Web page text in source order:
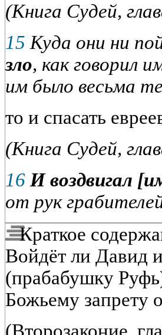
(Книга Судей,
15 Куда они ни
зло, как говорил
им было весьма
то и спасать
(Книга Судей,
16 И воздвигал
от рук
Краткое
Войдёт ли Давид
(прабабушку
Божьему запрету